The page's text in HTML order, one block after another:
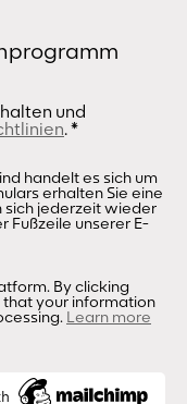
.*
handelt es sich um
erhalten Sie eine
sich jederzeit wieder
Fußzeile unserer E-
By clicking
your information
Learn more